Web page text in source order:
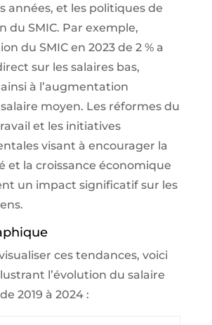
années, et les politiques de
du SMIC. Par exemple,
du SMIC en 2023 de 2 % a
sur les salaires bas,
à l’augmentation
moyen. Les réformes du
et les initiatives
visant à encourager la
et la croissance économique
un impact significatif sur les
ces tendances, voici
l’évolution du salaire
2019 à 2024 :